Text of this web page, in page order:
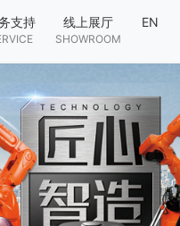
支持 线上展厅
SHOWROOM
EN